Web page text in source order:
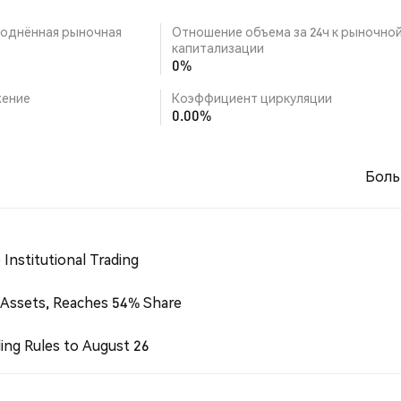
рыночная
Отношение объема за 24ч к
капитализации
0%
Коэффициент циркуляции
0.00%
Institutional Trading
Reaches 54% Share
Rules to August 26